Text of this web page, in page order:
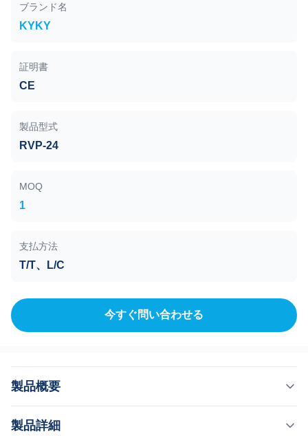
ブランド名
KYKY
証明書
CE
製品型式
RVP-24
MOQ
1
支払方法
T/T、L/C
今すぐ問い合わせる
製品概要
圧力 4*E-2Pa 説明： RVD シリーズ真空ポンプは、高速、
製品詳細